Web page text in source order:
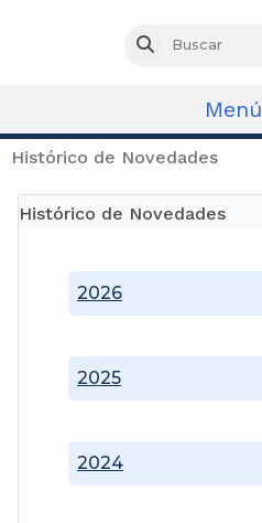
Buscar
Menú
Histórico de Novedades
Histórico de Novedades
2024
2025
2026